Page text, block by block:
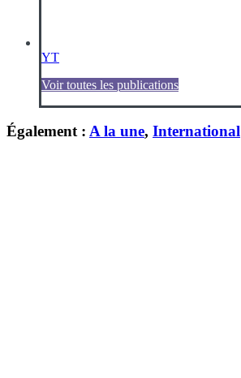
YT
Voir toutes les publications
Également : A la une, International